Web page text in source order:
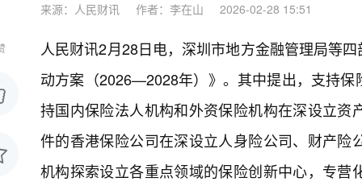
来源：人民财讯 作者：李在山 2026-02-28 15:51
人民财讯2月28日电， 深圳市地方金融管理局等
动方案（2026—2028年）》。其中提出，支持
持国内保险法人机构和外资保险机构在深设立
件的香港保险公司在深设立人身险公司、财产
机构探索设立各重点领域的保险创新中心，专